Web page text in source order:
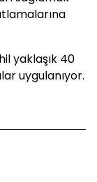
yaklaşık 40
uygulanıyor.